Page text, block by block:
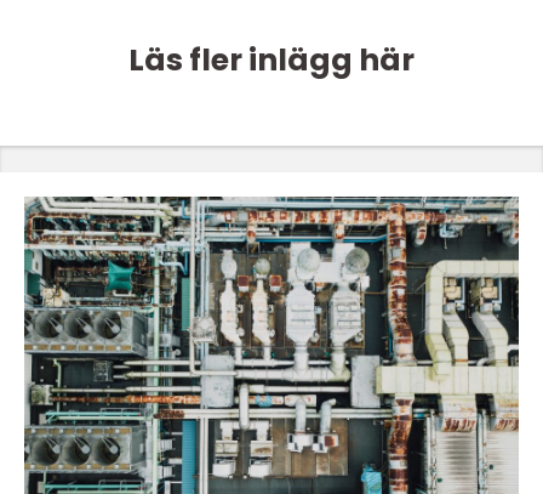
Läs fler inlägg här